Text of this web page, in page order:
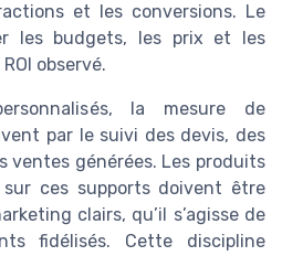
et les conversions. Le
les budgets, les prix et les
observé.
la mesure de
par le suivi des devis, des
ventes générées. Les produits
ces supports doivent être
clairs, qu’il s’agisse de
fidélisés. Cette discipline